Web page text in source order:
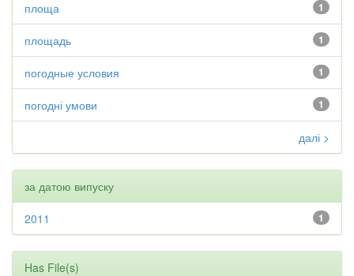
1
площа
1
площадь
1
погодные условия
1
погодні умови
далі >
за датою випуску
1
2011
Has File(s)